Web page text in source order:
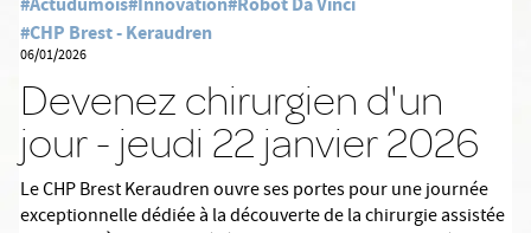
#CHP Brest - Keraudren
06/01/2026
Devenez chirurgien d'un
jour - jeudi 22 janvier 2026
Le CHP Brest Keraudren ouvre ses portes pour une journée
exceptionnelle dédiée à la découverte de la chirurgie assistée